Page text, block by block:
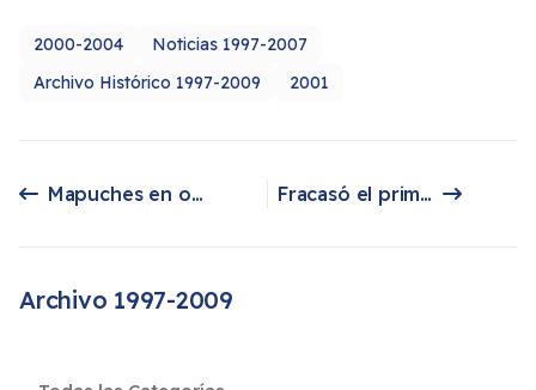
2000-2004
Noticias 1997-2007
Archivo Histórico 1997-2009
2001
Mapuches en ofensiva legal contra agricultores
Artículo siguiente: Fracasó el primer intento de diálogo en Alto Biobío
Fracasó el primer intento de diálogo en Alto Biobío
Archivo 1997-2009